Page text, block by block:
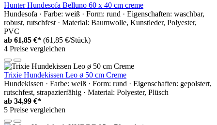
Hunter Hundesofa Belluno 60 x 40 cm creme
Hundesofa · Farbe: weiß · Form: rund · Eigenschaften: waschbar,
robust, rutschfest · Material: Baumwolle, Kunstleder, Polyester,
PVC
ab 61,85 €* (61,85 €/Stück)
4 Preise vergleichen
Trixie Hundekissen Leo ø 50 cm Creme
Hundekissen · Farbe: weiß · Form: rund · Eigenschaften: gepolstert,
rutschfest, strapazierfähig · Material: Polyester, Plüsch
ab 34,99 €*
5 Preise vergleichen